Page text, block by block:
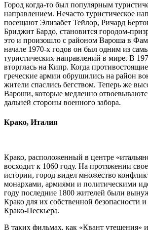
Город когда-то был популярным
направлением. Нечасто туристическое
посещают Элизабет Тейлор, Ричард
Бриджит Бардо, становится городом-
это и произошло с районом Вароша в
начале 1970-х годов он был одним из
туристических направлений в мире. В
вторглась на Кипр. Когда
греческие армии обрушились на район
жители спаслись бегством. Теперь же
Вароши, которые медленно
дальней стороны военного забора.
Крако, Италия
Крако, расположенный в центре
восходит к 1060 году. На протяжении
истории, город видел множество
монархами, армиями и политическими
году последние 1800 жителей были
Крако для их собственной безопасности
Крако-Пескьера.
В таких фильмах, как «Квант утешения»